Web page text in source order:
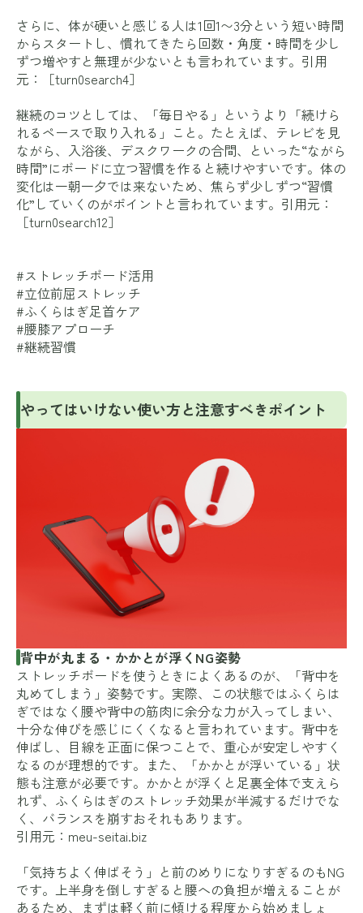
さらに、体が硬いと感じる人は1回1〜3分という短い時間
からスタートし、慣れてきたら回数・角度・時間を少し
ずつ増やすと無理が少ないとも言われています。引用
元：［turn0search4］
継続のコツとしては、「毎日やる」というより「続けら
れるペースで取り入れる」こと。たとえば、テレビを見
ながら、入浴後、デスクワークの合間、といった“ながら
時間”にボードに立つ習慣を作ると続けやすいです。体の
変化は一朝一夕では来ないため、焦らず少しずつ“習慣
化”していくのがポイントと言われています。引用元：
［turn0search12］
#ストレッチボード活用
#立位前屈ストレッチ
#ふくらはぎ足首ケア
#腰膝アプローチ
#継続習慣
やってはいけない使い方と注意すべきポイント
背中が丸まる・かかとが浮くNG姿勢
ストレッチボードを使うときによくあるのが、「背中を
丸めてしまう」姿勢です。実際、この状態ではふくらは
ぎではなく腰や背中の筋肉に余分な力が入ってしまい、
十分な伸びを感じにくくなると言われています。背中を
伸ばし、目線を正面に保つことで、重心が安定しやすく
なるのが理想的です。また、「かかとが浮いている」状
態も注意が必要です。かかとが浮くと足裏全体で支えら
れず、ふくらはぎのストレッチ効果が半減するだけでな
く、バランスを崩すおそれもあります。
引用元： meu-seitai.biz
「気持ちよく伸ばそう」と前のめりになりすぎるのもNG
です。上半身を倒しすぎると腰への負担が増えることが
あるため、まずは軽く前に傾ける程度から始めましょ